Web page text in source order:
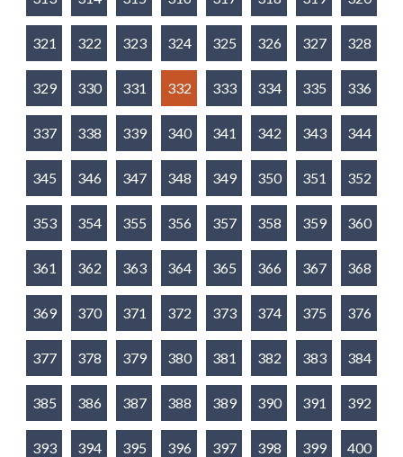
321 322 323 324 325 326 327 328
329 330 331 332 333 334 335 336
337 338 339 340 341 342 343 344
345 346 347 348 349 350 351 352
353 354 355 356 357 358 359 360
361 362 363 364 365 366 367 368
369 370 371 372 373 374 375 376
377 378 379 380 381 382 383 384
385 386 387 388 389 390 391 392
393 394 395 396 397 398 399 400